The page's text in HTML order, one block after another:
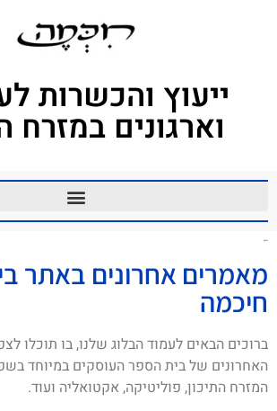
ייעוץ והכשרות
וארגונים במזרח
הכנסת
מאמרים אחרונים באתר
חיכמה
ברוכים הבאים לעמוד הבלוג שלנו, בו תוכלו
האחרונים של בית הספר העוסקים במיוחד
המזרח התיכון, פוליטיקה, אקטואליה ועוד.